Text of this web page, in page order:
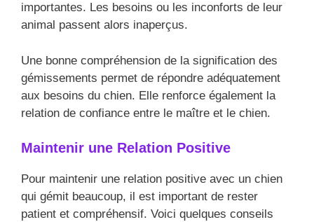
importantes. Les besoins ou les inconforts de leur
animal passent alors inaperçus.
Une bonne compréhension de la signification des
gémissements permet de répondre adéquatement
aux besoins du chien. Elle renforce également la
relation de confiance entre le maître et le chien.
Maintenir une Relation Positive
Pour maintenir une relation positive avec un chien
qui gémit beaucoup, il est important de rester
patient et compréhensif. Voici quelques conseils